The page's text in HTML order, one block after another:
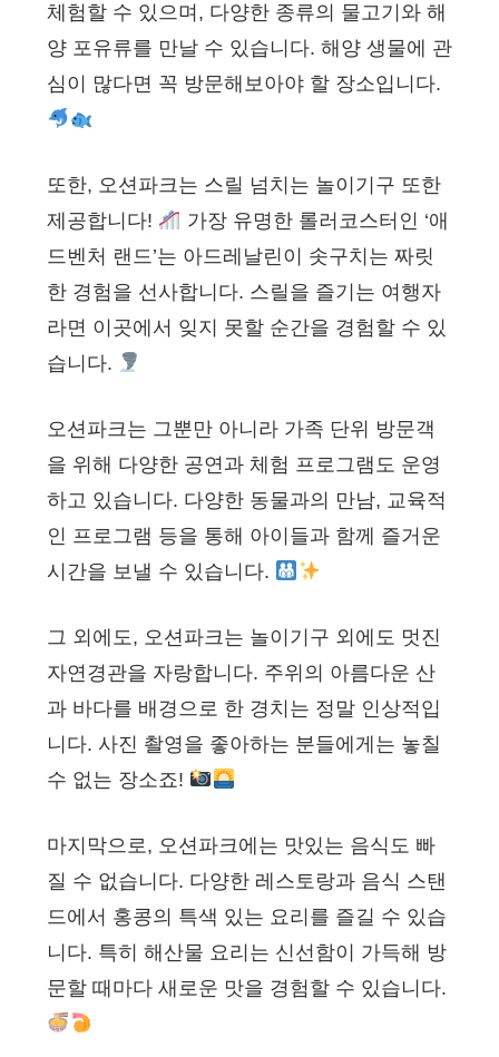
체험할 수 있으며, 다양한 종류의 물고기와 해
양 포유류를 만날 수 있습니다. 해양 생물에 관
심이 많다면 꼭 방문해보아야 할 장소입니다.
또한, 오션파크는 스릴 넘치는 놀이기구 또한
제공합니다!
가장 유명한 롤러코스터인 ‘애
드벤처 랜드’는 아드레날린이 솟구치는 짜릿
한 경험을 선사합니다. 스릴을 즐기는 여행자
라면 이곳에서 잊지 못할 순간을 경험할 수 있
습니다.
오션파크는 그뿐만 아니라 가족 단위 방문객
을 위해 다양한 공연과 체험 프로그램도 운영
하고 있습니다. 다양한 동물과의 만남, 교육적
인 프로그램 등을 통해 아이들과 함께 즐거운
시간을 보낼 수 있습니다.
그 외에도, 오션파크는 놀이기구 외에도 멋진
자연경관을 자랑합니다. 주위의 아름다운 산
과 바다를 배경으로 한 경치는 정말 인상적입
니다. 사진 촬영을 좋아하는 분들에게는 놓칠
수 없는 장소죠!
마지막으로, 오션파크에는 맛있는 음식도 빠
질 수 없습니다. 다양한 레스토랑과 음식 스탠
드에서 홍콩의 특색 있는 요리를 즐길 수 있습
니다. 특히 해산물 요리는 신선함이 가득해 방
문할 때마다 새로운 맛을 경험할 수 있습니다.